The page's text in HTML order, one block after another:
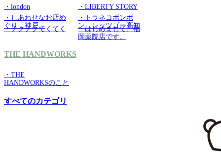
・london
・LIBERTY STORY
・しあわせなお店め
ぐり「神戸」
・トラネコボンボ
ン レッツゴー高知
・チクチクてくてく
・はじめまして、福
岡薬院店です。
THE HANDWORKS
・THE
HANDWORKSのこと
すべてのカテゴリ